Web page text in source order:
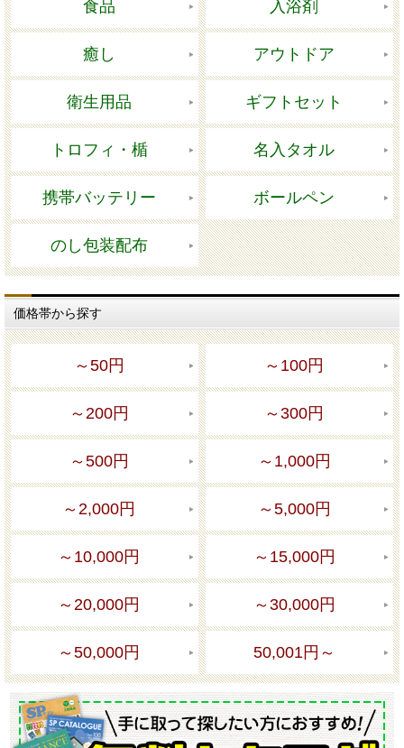
食品 入浴剤
癒し アウトドア
衛生用品 ギフトセット
トロフィ・楯 名入タオル
携帯バッテリー ボールペン
のし包装配布
価格帯から探す
～50円 ～100円
～200円 ～300円
～500円 ～1,000円
～2,000円 ～5,000円
～10,000円 ～15,000円
～20,000円 ～30,000円
～50,000円 50,001円～